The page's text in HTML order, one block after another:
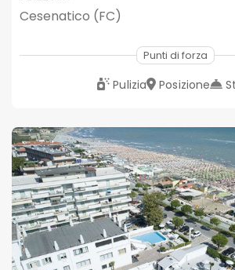
Cesenatico (FC)
Punti di forza
Pulizia Posizione